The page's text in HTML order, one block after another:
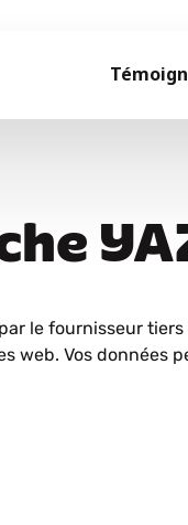
le fournisseur
web. Vos